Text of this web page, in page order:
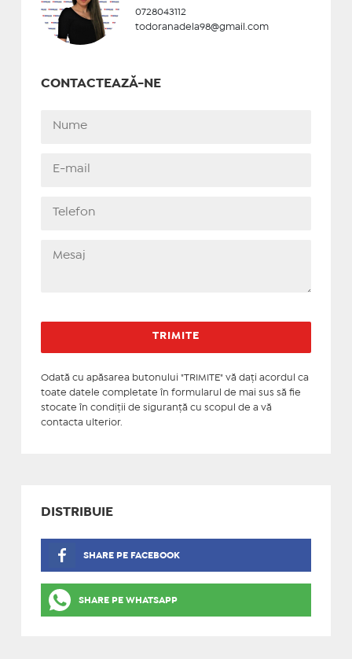
0728043112
todoranadela98@gmail.com
CONTACTEAZĂ-NE
Odată cu apăsarea butonului "TRIMITE" vă daţi acordul ca
toate datele completate în formularul de mai sus să fie
stocate în condiţii de siguranţă cu scopul de a vă
contacta ulterior.
DISTRIBUIE
SHARE PE FACEBOOK
SHARE PE WHATSAPP